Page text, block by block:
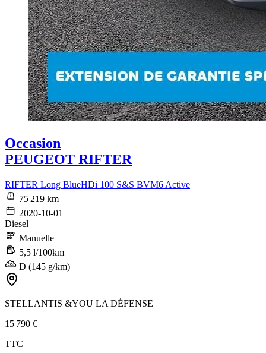
Occasion
PEUGEOT RIFTER
RIFTER Long BlueHDi 100 S&S BVM6 Active
75 219 km
2020-10-01
Diesel
Manuelle
5,5 l/100km
D (145 g/km)
STELLANTIS &YOU LA DÉFENSE
15 790 €
TTC